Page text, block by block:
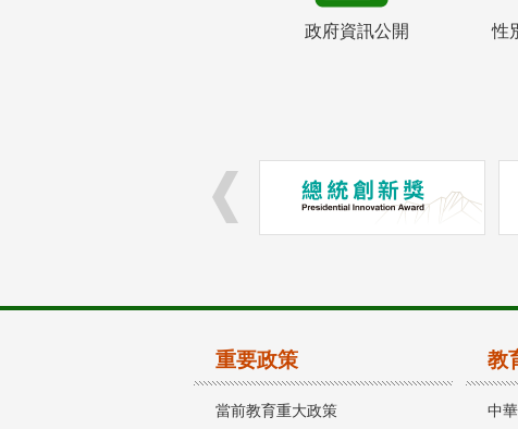
政府資訊公開 性
重要政策
當前教育重大政策
教
中